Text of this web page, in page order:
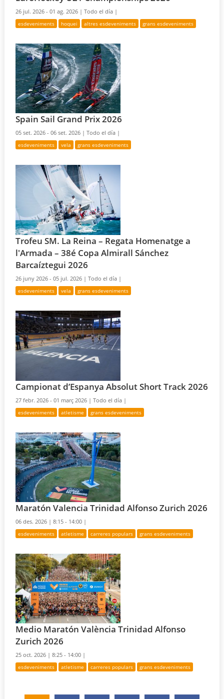
26 jul. 2026 - 01 ag. 2026 |Todo el día |
esdeveniments hoquei altres esdeveniments grans esdeveniments
Spain Sail Grand Prix 2026
05 set. 2026 - 06 set. 2026 |Todo el día |
esdeveniments vela grans esdeveniments
Trofeu SM. La Reina – Regata Homenatge a
l'Armada – 38é Copa Almirall Sánchez
Barcaíztegui 2026
26 juny 2026 - 05 jul. 2026 |Todo el día |
esdeveniments vela grans esdeveniments
Campionat d’Espanya Absolut Short Track 2026
27 febr. 2026 - 01 març 2026 |Todo el día |
esdeveniments atletisme grans esdeveniments
Maratón Valencia Trinidad Alfonso Zurich 2026
06 des. 2026 |8:15 - 14:00 |
esdeveniments atletisme carreres populars grans esdeveniments
Medio Maratón València Trinidad Alfonso
Zurich 2026
25 oct. 2026 |8:25 - 14:00 |
esdeveniments atletisme carreres populars grans esdeveniments